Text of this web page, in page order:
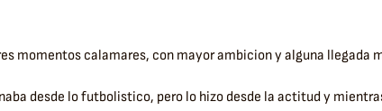
momentos calamares, con mayor ambicion y alguna llegada
desde lo futbolistico, pero lo hizo desde la actitud y